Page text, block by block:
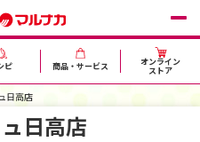
ピ 商品・サービス オンライン
ストア
日高店
日高店